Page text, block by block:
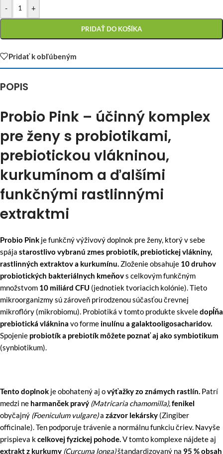
- +
PRIDAŤ DO KOŠÍKA
Pridať k obľúbeným
POPIS
Probio Pink – účinný komplex
pre ženy s probiotikami,
prebiotickou vlákninou,
kurkumínom a ďalšími
funkčnými rastlinnými
extraktmi
Probio Pink je funkčný výživový doplnok pre ženy, ktorý v sebe
spája starostlivo vybranú zmes probiotík, prebiotickej vlákniny,
rastlinných extraktov a kurkumínu. Zloženie obsahuje 10 druhov
probiotických bakteriálnych kmeňovs celkovým funkčným
množstvom 10 miliárd CFU (jednotiek tvoriacich kolónie). Tieto
mikroorganizmy sú zároveň prirodzenou súčasťou črevnej
mikroflóry (mikrobiomu). Probiotiká v tomto produkte skveledopĺňa
prebiotická vláknina vo forme inulínu a galaktooligosacharidov.
Spojenie probiotík a prebiotík môžete poznať aj ako symbiotikum
(synbiotikum).
Tento doplnok je obohatený aj ovýťažky zo známych rastlín. Patrí
medzi ne harmanček pravý (Matricaria chamomilla),fenikel
obyčajný (Foeniculum vulgare)a zázvor lekársky (Zingiber
officinale). Ten podporuje trávenie a normálnu funkciu čriev. Navyše
prispieva kcelkovej fyzickej pohode.V tomto komplexe nájdete aj
extrakt z kurkumy (Curcuma longa)štandardizovaný na 95 % obsah